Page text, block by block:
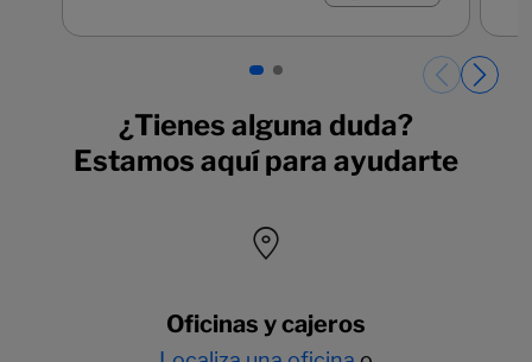
¿Tienes alguna duda?
Estamos aquí para ayudarte
Oficinas y cajeros